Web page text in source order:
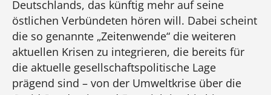
Deutschlands, das künftig mehr auf seine
östlichen Verbündeten hören will. Dabei scheint
die so genannte „Zeitenwende“ die weiteren
aktuellen Krisen zu integrieren, die bereits für
die aktuelle gesellschaftspolitische Lage
prägend sind – von der Umweltkrise über die